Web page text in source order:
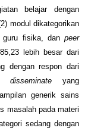
belajar dengan
modul dikategorikan
guru fisika, dan peer
lebih besar dari
dengan respon dari
disseminateyang
generik sains
masalah pada materi
sedang dengan